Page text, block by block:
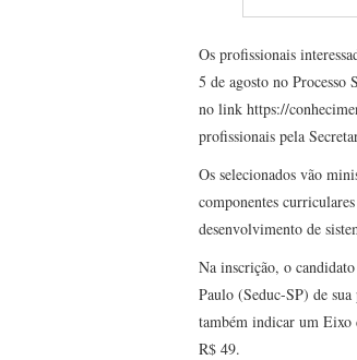
Os profissionais
5 de agosto no
no link https://
profissionais pela
Os selecionados vão
componentes
desenvolvimento de
Na inscrição, o
Paulo (Seduc-SP) de
também indicar um Eixo
R$ 49.